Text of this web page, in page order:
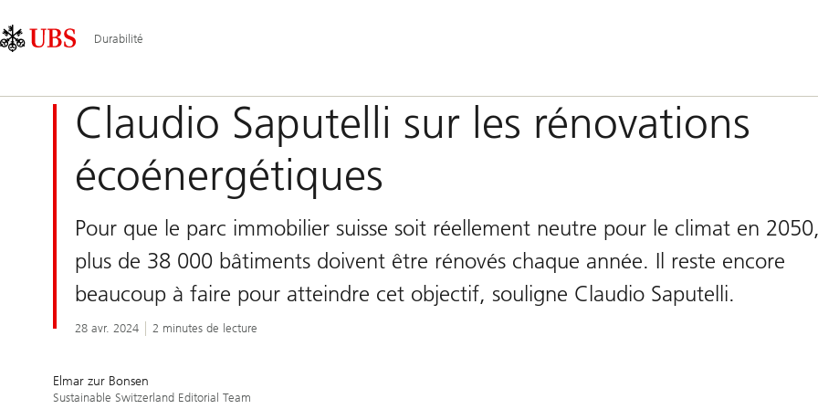
Area
principale
Durabilité
Claudio Saputelli sur les rénovations
écoénergétiques
Pour que le parc immobilier suisse soit réellement neutre pour le climat en 2050,
plus de 38 000 bâtiments doivent être rénovés chaque année. Il reste encore
beaucoup à faire pour atteindre cet objectif, souligne Claudio Saputelli.
28 avr. 2024 2 minutes de lecture
Elmar zur Bonsen
Sustainable Switzerland Editorial Team